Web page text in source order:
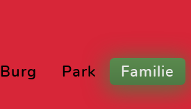
Burg Park Familie